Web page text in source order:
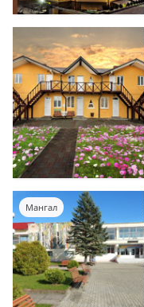
Мангал